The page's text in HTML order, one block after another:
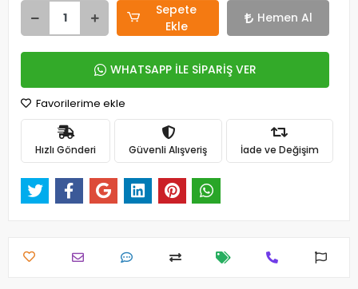
Sepete
Ekle
Hemen Al
WHATSAPP İLE SİPARİŞ VER
Favorilerime ekle
Hızlı Gönderi Güvenli Alışveriş İade ve Değişim